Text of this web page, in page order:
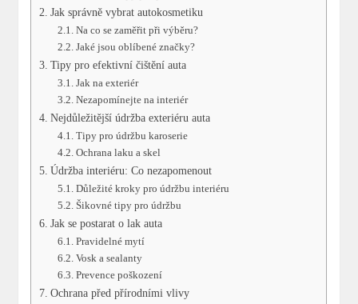
Jak správně vybrat autokosmetiku
Na co se zaměřit při výběru?
Jaké jsou oblíbené značky?
Tipy pro efektivní čištění auta
Jak na exteriér
Nezapomínejte na interiér
Nejdůležitější údržba exteriéru auta
Tipy⁤ pro údržbu karoserie
Ochrana laku a ‍skel
Údržba interiéru: Co nezapomenout
Důležité ⁢kroky pro údržbu interiéru
Šikovné tipy pro údržbu
Jak se postarat o lak auta
Pravidelné ‍mytí
Vosk a sealanty
Prevence ‌poškození
Ochrana před přírodními vlivy